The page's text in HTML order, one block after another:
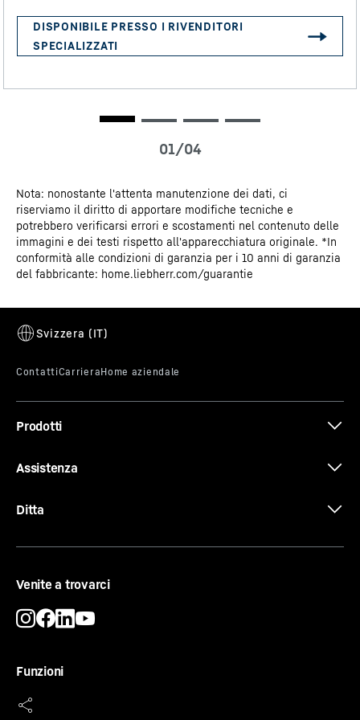
Relè di allarme
In caso di allarme, il centro di controllo viene informato
subito, generalmente attraverso il collegamento al
sistema di controllo dell’edificio. È possibile definire in
anticipo quali allarmi devono essere inoltrati, nonché
dell'allarme. In questo modo è possibile reagire
Pezzi di ricambio disponibili per 15 anni
nell’ambito della durata degli apparecchi di alta qualità
per i suoi clienti: la disponibilità dei pezzi di ricambio
Dati 3D
Nota: nonostante l'attenta manutenzione dei dati, ci
riserviamo il diritto di apportare modifiche tecniche e
potrebbero verificarsi errori e scostamenti nel contenuto delle
immagini e dei testi rispetto all'apparecchiatura originale. *In
conformità alle condizioni di garanzia per i 10 anni di garanzia
del fabbricante: home.liebherr.com/guarantie
Prodotti
Assistenza
Ditta
Venite a trovarci
Funzioni